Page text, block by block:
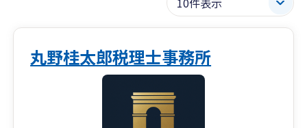
丸野桂太郎税理士事務所